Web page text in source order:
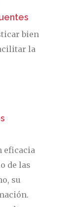
bien
la
eficacia
de las
su